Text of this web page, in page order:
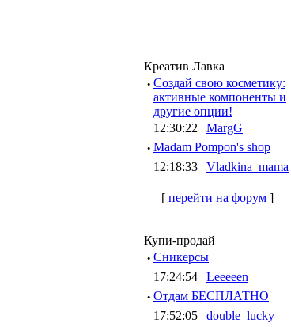
Креатив Лавка
· Создай свою косметику:
активные компоненты и
другие опции!
12:30:22 | MargG
· Madam Pompon's shop
12:18:33 | Vladkina_mama
[ перейти на форум ]
Купи-продай
· Сникерсы
17:24:54 | Leeeeen
· Отдам БЕСПЛАТНО
17:52:05 | double_lucky